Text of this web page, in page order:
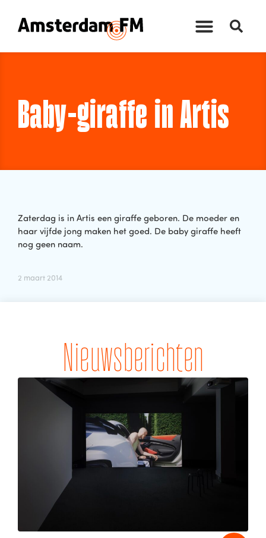
Baby-giraffe in Artis
Zaterdag is in Artis een giraffe geboren. De moeder en
haar vijfde jong maken het goed. De baby giraffe heeft
nog geen naam.
2 maart 2014
Nieuwsberichten